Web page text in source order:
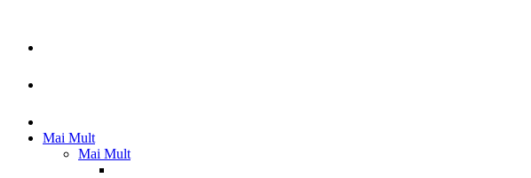
Mai Mult
Mai Mult